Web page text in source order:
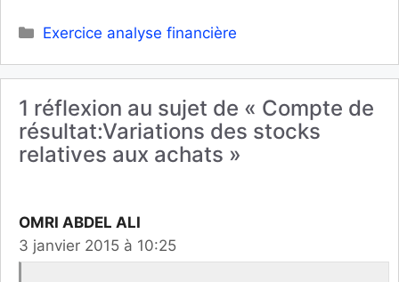
Catégories
Exercice analyse financière
1 réflexion au sujet de « Compte de
résultat:Variations des stocks
relatives aux achats »
OMRI ABDEL ALI
3 janvier 2015 à 10:25